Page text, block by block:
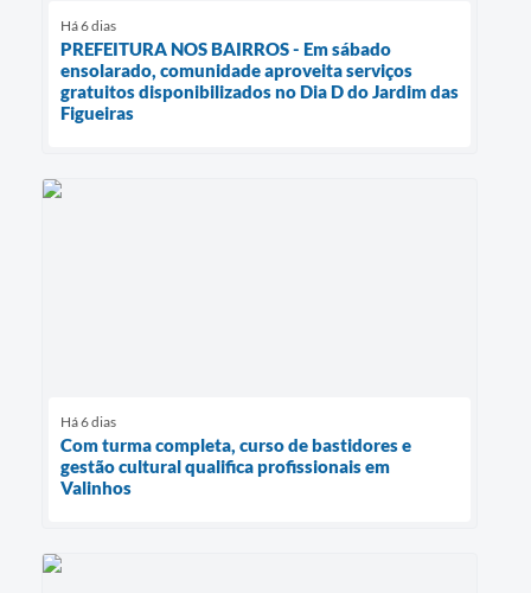
Há 6 dias
PREFEITURA NOS BAIRROS - Em sábado
ensolarado, comunidade aproveita serviços
gratuitos disponibilizados no Dia D do Jardim das
Figueiras
Há 6 dias
Com turma completa, curso de bastidores e
gestão cultural qualifica profissionais em
Valinhos